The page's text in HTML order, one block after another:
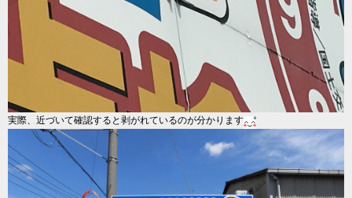
実際、近づいて確認すると剥がれているのが分かります